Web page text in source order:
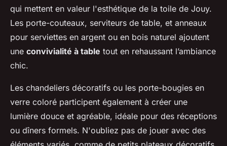
qui mettent en valeur l'esthétique de la toile de Jouy.
Les porte-couteaux, serviteurs de table, et anneaux
pour serviettes en argent ou en bois naturel ajoutent
une convivialité à table tout en rehaussant l’ambiance
chic.
Les chandeliers décoratifs ou les porte-bougies en
verre coloré participent également à créer une
lumière douce et agréable, idéale pour des réceptions
ou dîners formels. N'oubliez pas de jouer avec des